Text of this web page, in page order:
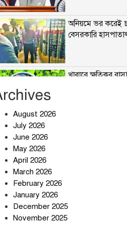
অনিয়মে ভর করেই
বেসরকারি
খাবারে ক্ষতিকর
August 2026
July 2026
June 2026
May 2026
April 2026
March 2026
February 2026
January 2026
December 2025
November 2025